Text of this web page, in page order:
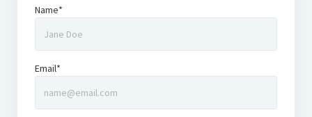
Name*
Email*